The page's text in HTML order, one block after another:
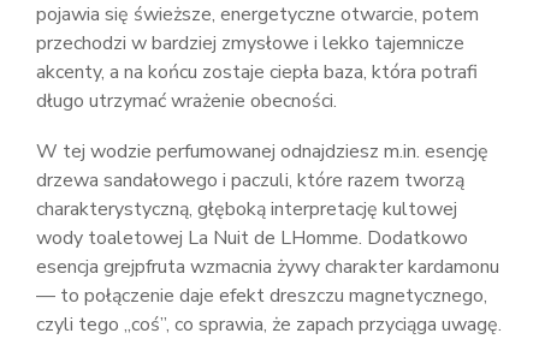
pojawia się świeższe, energetyczne otwarcie, potem
przechodzi w bardziej zmysłowe i lekko tajemnicze
akcenty, a na końcu zostaje ciepła baza, która potrafi
długo utrzymać wrażenie obecności.
W tej wodzie perfumowanej odnajdziesz m.in. esencję
drzewa sandałowego i paczuli, które razem tworzą
charakterystyczną, głęboką interpretację kultowej
wody toaletowej La Nuit de LHomme. Dodatkowo
esencja grejpfruta wzmacnia żywy charakter kardamonu
— to połączenie daje efekt dreszczu magnetycznego,
czyli tego „coś”, co sprawia, że zapach przyciąga uwagę.